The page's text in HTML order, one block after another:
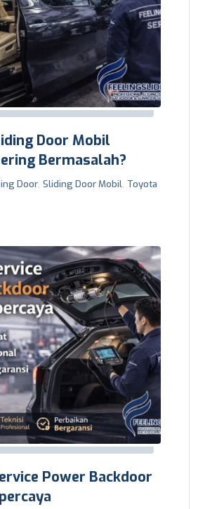
Door Mobil
Bermasalah?
Door,Sliding Door Mobil, Toyota
Power Backdoor